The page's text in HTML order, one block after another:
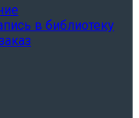
в библиотеку